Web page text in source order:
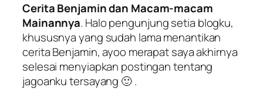
Cerita Benjamin dan Macam-macam
Mainannya. Halo pengunjung setia blogku,
khususnya yang sudah lama menantikan
cerita Benjamin, ayoo merapat saya akhirnya
selesai menyiapkan postingan tentang
jagoanku tersayang 🙂 .